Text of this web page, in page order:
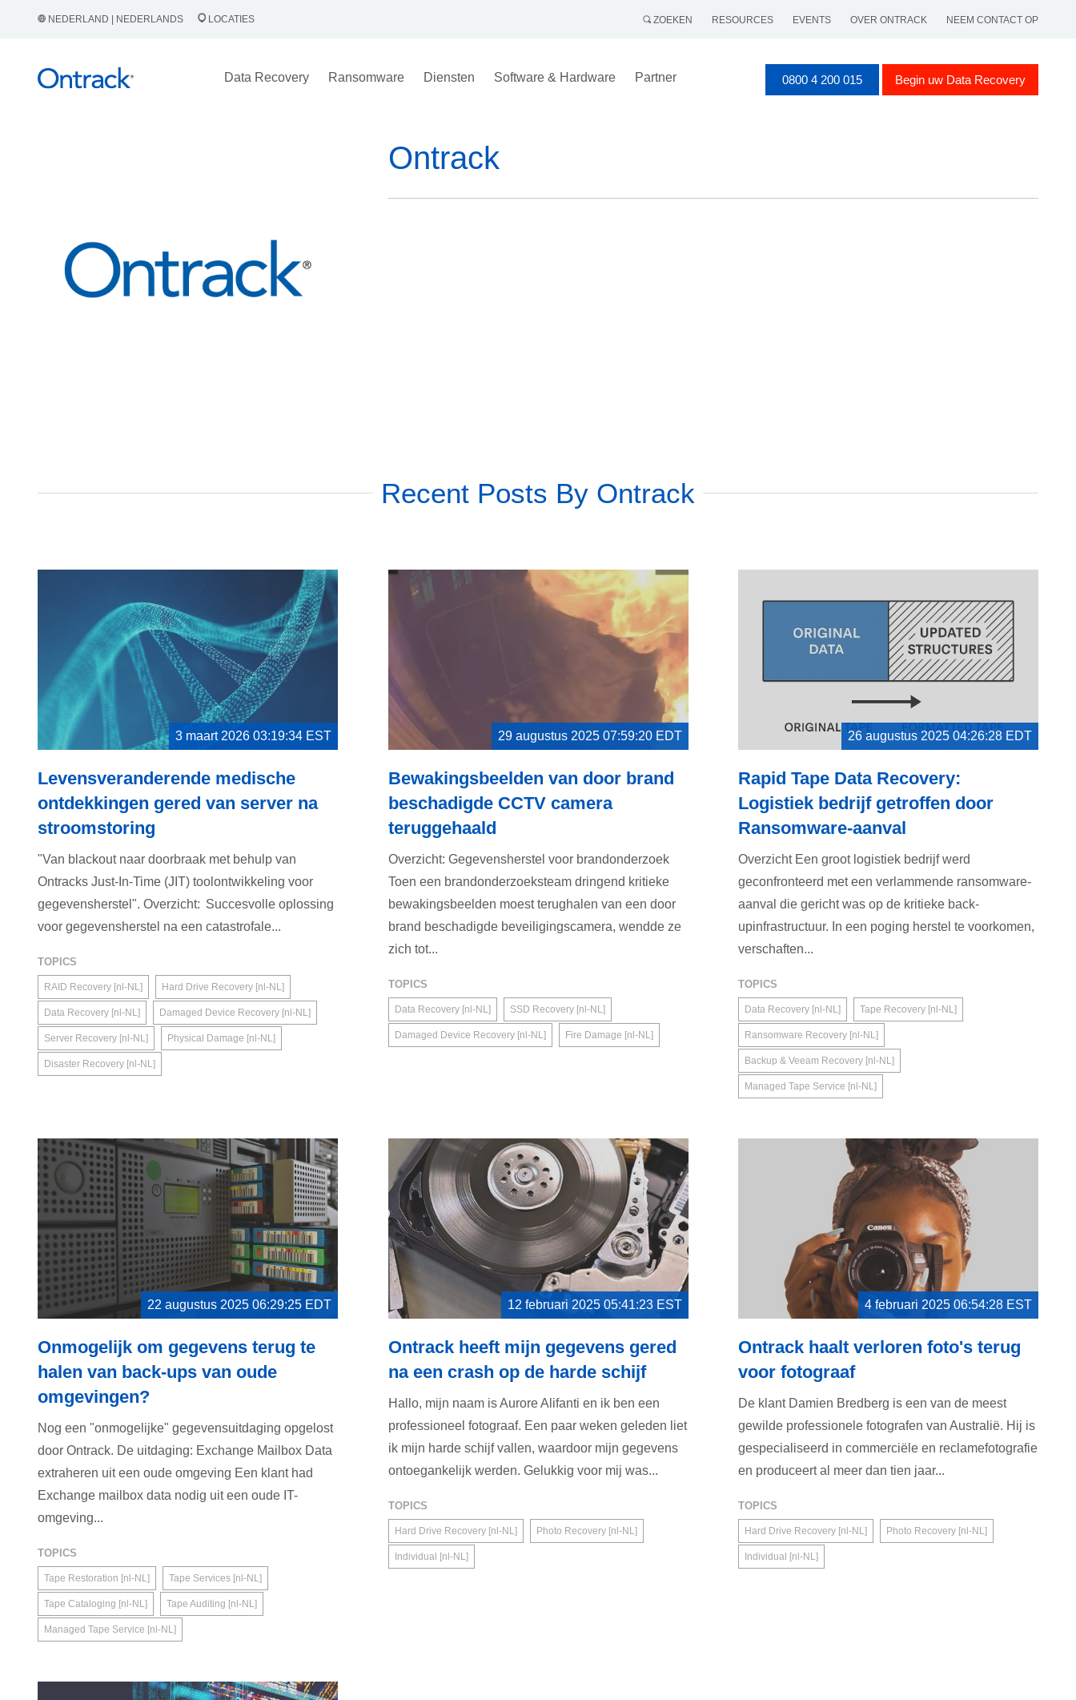
NEDERLAND | NEDERLANDS LOCATIES ZOEKEN RESOURCES EVENTS OVER ONTRACK NEEM CONTACT OP
Data Recovery Ransomware Diensten Software & Hardware Partner 0800 4 200 015 Begin uw Data Recovery
Ontrack
Recent Posts By Ontrack
3 maart 2026 03:19:34 EST
Levensveranderende medische
ontdekkingen gered van server na
stroomstoring
"Van blackout naar doorbraak met behulp van
Ontracks Just-In-Time (JIT) toolontwikkeling voor
gegevensherstel". Overzicht: Succesvolle oplossing
voor gegevensherstel na een catastrofale...
TOPICS
RAID Recovery [nl-NL] Hard Drive Recovery [nl-NL]
Data Recovery [nl-NL] Damaged Device Recovery [nl-NL]
Server Recovery [nl-NL] Physical Damage [nl-NL]
Disaster Recovery [nl-NL]
29 augustus 2025 07:59:20 EDT
Bewakingsbeelden van door brand
beschadigde CCTV camera
teruggehaald
Overzicht: Gegevensherstel voor brandonderzoek
Toen een brandonderzoeksteam dringend kritieke
bewakingsbeelden moest terughalen van een door
brand beschadigde beveiligingscamera, wendde ze
zich tot...
TOPICS
Data Recovery [nl-NL] SSD Recovery [nl-NL]
Damaged Device Recovery [nl-NL] Fire Damage [nl-NL]
26 augustus 2025 04:26:28 EDT
Rapid Tape Data Recovery:
Logistiek bedrijf getroffen door
Ransomware-aanval
Overzicht Een groot logistiek bedrijf werd
geconfronteerd met een verlammende ransomware-
aanval die gericht was op de kritieke back-
upinfrastructuur. In een poging herstel te voorkomen,
verschaften...
TOPICS
Data Recovery [nl-NL] Tape Recovery [nl-NL]
Ransomware Recovery [nl-NL]
Backup & Veeam Recovery [nl-NL]
Managed Tape Service [nl-NL]
22 augustus 2025 06:29:25 EDT
Onmogelijk om gegevens terug te
halen van back-ups van oude
omgevingen?
Nog een "onmogelijke" gegevensuitdaging opgelost
door Ontrack. De uitdaging: Exchange Mailbox Data
extraheren uit een oude omgeving Een klant had
Exchange mailbox data nodig uit een oude IT-
omgeving...
TOPICS
Tape Restoration [nl-NL] Tape Services [nl-NL]
Tape Cataloging [nl-NL] Tape Auditing [nl-NL]
Managed Tape Service [nl-NL]
12 februari 2025 05:41:23 EST
Ontrack heeft mijn gegevens gered
na een crash op de harde schijf
Hallo, mijn naam is Aurore Alifanti en ik ben een
professioneel fotograaf. Een paar weken geleden liet
ik mijn harde schijf vallen, waardoor mijn gegevens
ontoegankelijk werden. Gelukkig voor mij was...
TOPICS
Hard Drive Recovery [nl-NL] Photo Recovery [nl-NL]
Individual [nl-NL]
4 februari 2025 06:54:28 EST
Ontrack haalt verloren foto's terug
voor fotograaf
De klant Damien Bredberg is een van de meest
gewilde professionele fotografen van Australië. Hij is
gespecialiseerd in commerciële en reclamefotografie
en produceert al meer dan tien jaar...
TOPICS
Hard Drive Recovery [nl-NL] Photo Recovery [nl-NL]
Individual [nl-NL]